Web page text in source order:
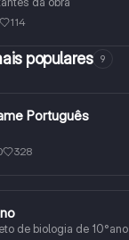
114
populares 9
Português
328
de biologia de 10°ano